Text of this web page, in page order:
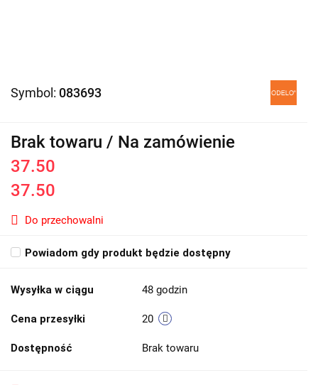
Symbol: 083693
Brak towaru / Na zamówienie
37.50
37.50
Do przechowalni
Powiadom gdy produkt będzie dostępny
Wysyłka w ciągu 48 godzin
Cena przesyłki 20
Dostępność Brak towaru